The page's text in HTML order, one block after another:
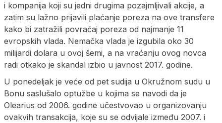
i kompanija koji su jedni drugima pozajmljivali akcije, a
zatim su lažno prijavili plaćanje poreza na ove transfere
kako bi zatražili povraćaj poreza od najmanje 11
evropskih vlada. Nemačka vlada je izgubila oko 30
milijardi dolara u ovoj šemi, a na vraćanju ovog novca
radi otkako je skandal izbio u javnost 2017. godine.
U ponedeljak je veće od pet sudija u Okružnom sudu u
Bonu saslušalo optužbe u kojima se navodi da je
Olearius od 2006. godine učestvovao u organizovanju
ovakvih transakcija, koje su se odvijale između 2007. i